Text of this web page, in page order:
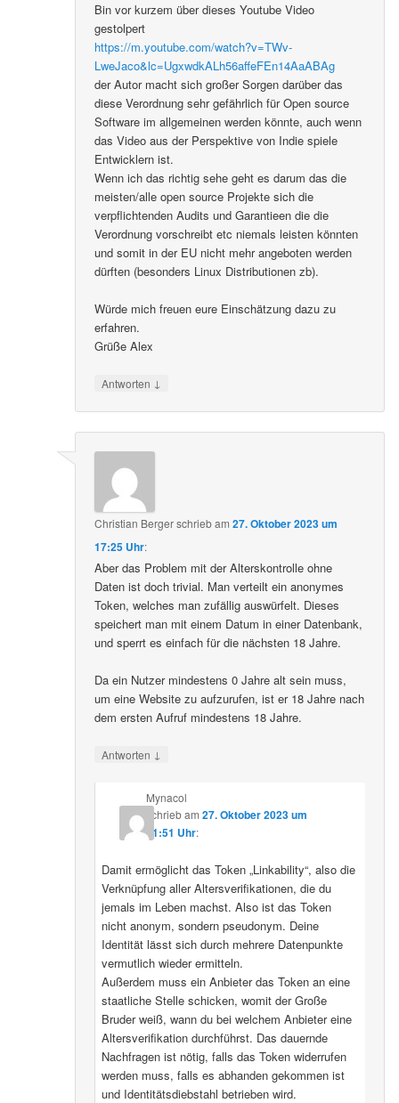
Bin vor kurzem über dieses Youtube Video
gestolpert
https://m.youtube.com/watch?v=TWv-
LweJaco&lc=UgxwdkALh56affeFEn14AaABAg
der Autor macht sich großer Sorgen darüber das
diese Verordnung sehr gefährlich für Open source
Software im allgemeinen werden könnte, auch wenn
das Video aus der Perspektive von Indie spiele
Entwicklern ist.
Wenn ich das richtig sehe geht es darum das die
meisten/alle open source Projekte sich die
verpflichtenden Audits und Garantieen die die
Verordnung vorschreibt etc niemals leisten könnten
und somit in der EU nicht mehr angeboten werden
dürften (besonders Linux Distributionen zb).
Würde mich freuen eure Einschätzung dazu zu
erfahren.
Grüße Alex
Antworten ↓
Christian Bergerschriebam27. Oktober 2023 um
17:25 Uhr:
Aber das Problem mit der Alterskontrolle ohne
Daten ist doch trivial. Man verteilt ein anonymes
Token, welches man zufällig auswürfelt. Dieses
speichert man mit einem Datum in einer Datenbank,
und sperrt es einfach für die nächsten 18 Jahre.
Da ein Nutzer mindestens 0 Jahre alt sein muss,
um eine Website zu aufzurufen, ist er 18 Jahre nach
dem ersten Aufruf mindestens 18 Jahre.
Antworten ↓
Mynacol
schriebam 27. Oktober 2023 um
21:51 Uhr:
Damit ermöglicht das Token „Linkability“, also die
Verknüpfung aller Altersverifikationen, die du
jemals im Leben machst. Also ist das Token
nicht anonym, sondern pseudonym. Deine
Identität lässt sich durch mehrere Datenpunkte
vermutlich wieder ermitteln.
Außerdem muss ein Anbieter das Token an eine
staatliche Stelle schicken, womit der Große
Bruder weiß, wann du bei welchem Anbieter eine
Altersverifikation durchführst. Das dauernde
Nachfragen ist nötig, falls das Token widerrufen
werden muss, falls es abhanden gekommen ist
und Identitätsdiebstahl betrieben wird.